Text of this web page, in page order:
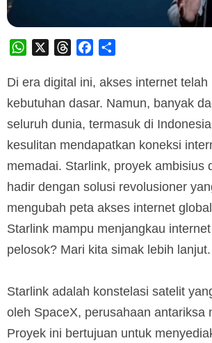
WhatsApp ThreadsFacebook
Di era digital ini, akses internet telah
kebutuhan dasar. Namun, banyak
seluruh dunia, termasuk di
kesulitan mendapatkan koneksi
memadai. Starlink, proyek ambisius
hadir dengan solusi revolusioner
mengubah peta akses internet
Starlink mampu menjangkau
pelosok? Mari kita simak lebih lanjut.
Starlink adalah konstelasi satelit
oleh SpaceX, perusahaan antariksa
Proyek ini bertujuan untuk